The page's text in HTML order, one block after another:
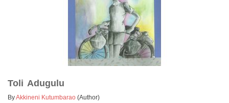
Toli Adugulu
ByAkkineni Kutumbarao (Author)